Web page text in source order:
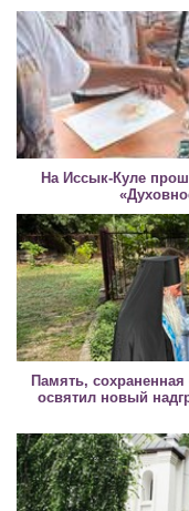
На Иссык-Куле
Память,
освятил новый